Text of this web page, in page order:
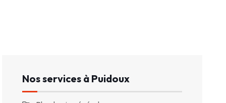
Nos services à Puidoux